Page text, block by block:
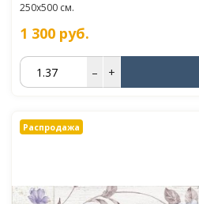
250x500 см.
1 300 руб.
– +
Распродажа